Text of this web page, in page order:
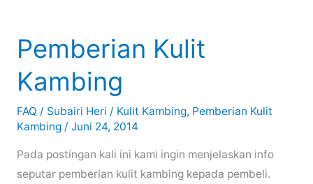
Pemberian Kulit
Kambing
FAQ / Subairi Heri / Kulit Kambing, Pemberian Kulit
Kambing/ Juni 24, 2014
Pada postingan kali ini kami ingin menjelaskan info
seputar pemberian kulit kambing kepada pembeli.